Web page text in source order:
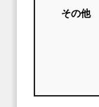
その他